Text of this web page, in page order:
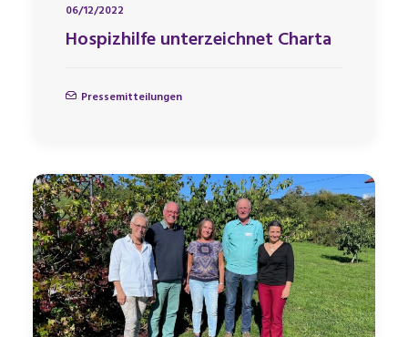
06/12/2022
Hospizhilfe unterzeichnet Charta
Pressemitteilungen